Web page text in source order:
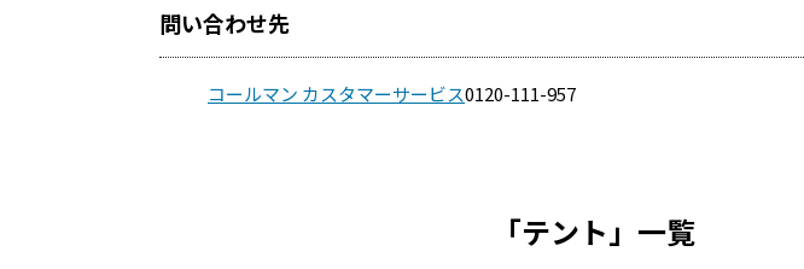
問い合わせ先
コールマン カスタマーサービス0120-111-957
「テント」一覧